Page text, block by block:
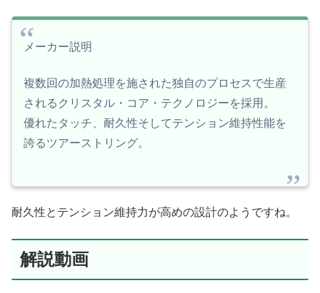
メーカー説明
複数回の加熱処理を施された独自のプロセスで生産
されるクリスタル・コア・テクノロジーを採用。
優れたタッチ、耐久性そしてテンション維持性能を
誇るツアーストリング。
耐久性とテンション維持力が高めの設計のようですね。
解説動画